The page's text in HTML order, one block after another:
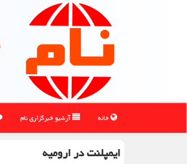
خانه آرشیو خبرگزاری نام
ایمپلنت در ارومیه